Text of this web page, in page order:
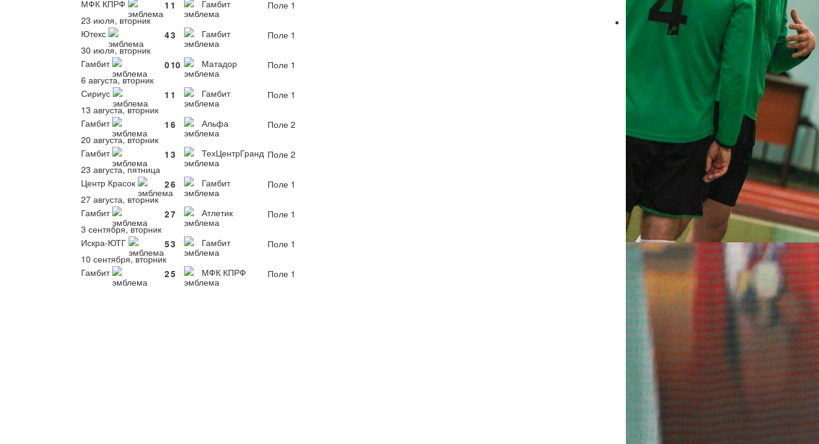
МФК КПРФ
1 1 Гамбит
Поле 1
23 июля, вторник
Ютекс
43 Гамбит
Поле 1
30 июля, вторник
Гамбит
010 Матадор
Поле 1
6 августа, вторник
Сириус
1 1 Гамбит
Поле 1
13 августа, вторник
Гамбит
1 6 Альфа
Поле 2
20 августа, вторник
Гамбит
1 3 ТехЦентрГранд Поле 2
23 августа, пятница
Центр Красок
26 Гамбит
Поле 1
27 августа, вторник
Гамбит
27 Атлетик
Поле 1
3 сентября, вторник
Искра-ЮТГ
53 Гамбит
Поле 1
10 сентября, вторник
Гамбит
25 МФК КПРФ Поле 1